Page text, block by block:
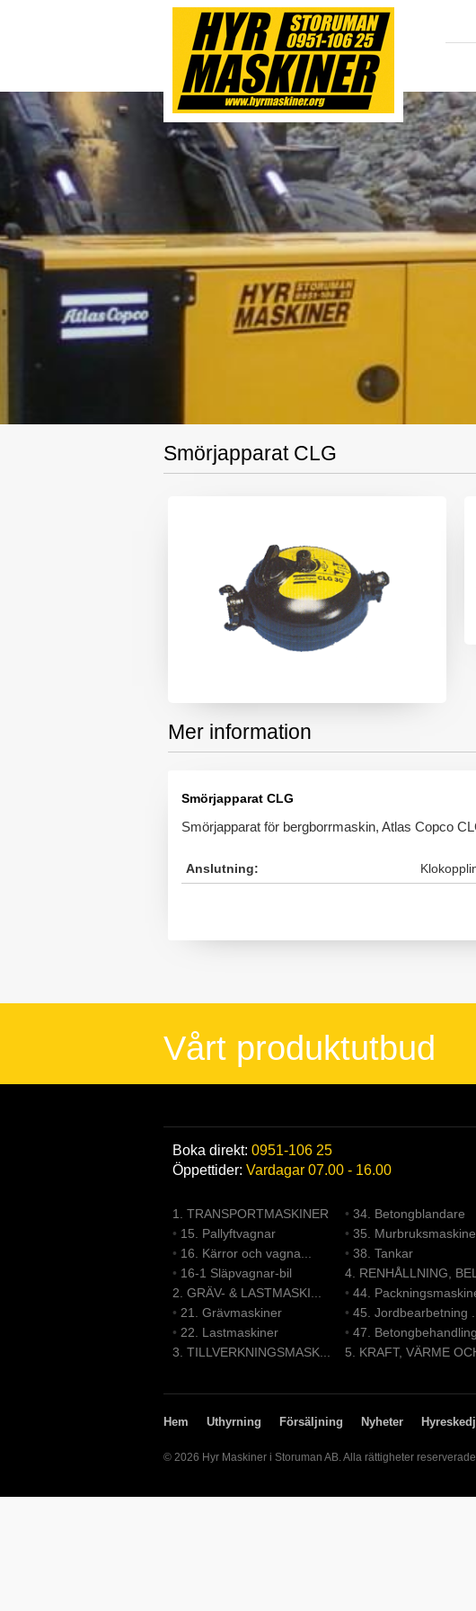
Smörjapparat CLG
Mer information
Smörjapparat CLG
Smörjapparat för bergborrmaskin, Atlas Copco
Anslutning:
Vårt produktutbud
Boka direkt: 0951-106 25
Öppettider: Vardagar 07.00 - 16.00
1. TRANSPORTMASKINER
• 15. Pallyftvagnar
• 16. Kärror och vagna...
• 16-1 Släpvagnar-bil
2. GRÄV- & LASTMASKI...
• 21. Grävmaskiner
• 22. Lastmaskiner
3. TILLVERKNINGSMASK...
• 34. Betongblandare
• 35.
• 38. Tankar
4. RENHÅLLNING,
• 44.
• 45. Jordbearbetning ...
• 47.
5. KRAFT, VÄRME
Hem Uthyrning Försäljning Nyheter
© 2026 Hyr Maskiner i Storuman AB. Alla rättigheter